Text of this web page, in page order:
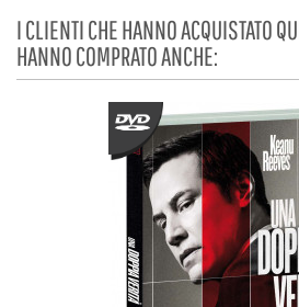
I CLIENTI CHE HANNO ACQUISTATO
HANNO COMPRATO ANCHE: